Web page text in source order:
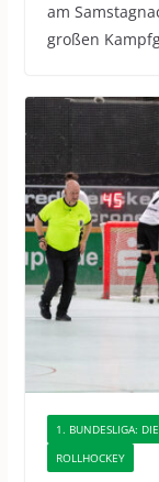
am
großen
1. BUNDESLIGA:
ROLLHOCKEY